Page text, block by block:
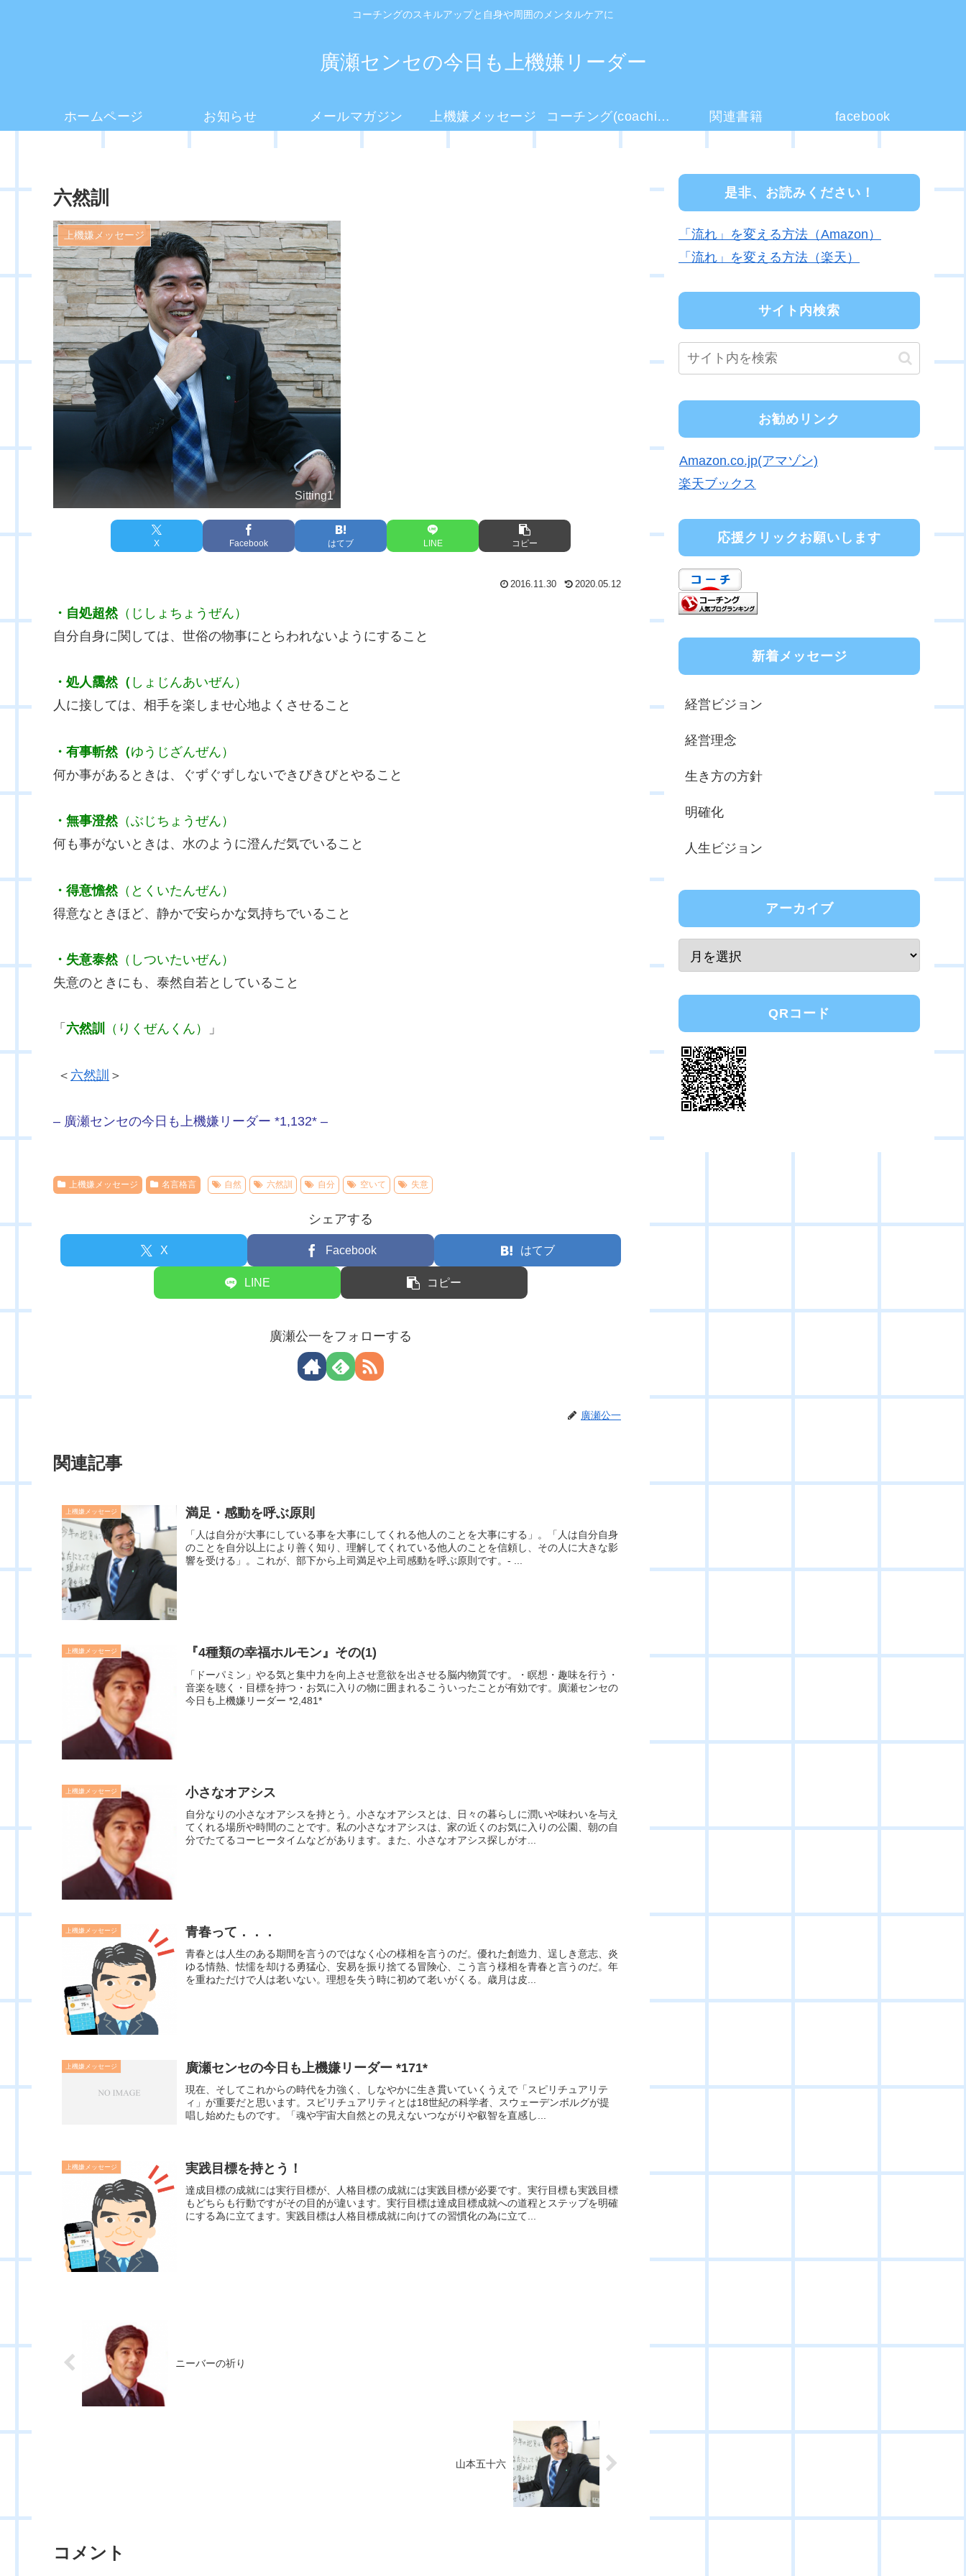
コーチングのスキルアップと自身や周囲のメンタルケアに
廣瀬センセの今日も上機嫌リーダー
ホームページ お知らせ メールマガジン 上機嫌メッセージ コーチング(coaching)とは？ 関連書籍 facebook
六然訓
上機嫌メッセージ
Sitting1
X Facebook はてブ LINE コピー
2016.11.30 2020.05.12
・自処超然（じしょちょうぜん）
自分自身に関しては、世俗の物事にとらわれないようにすること
・処人靄然（ しょじんあいぜん）
人に接しては、相手を楽しませ心地よくさせること
・有事斬然（ゆうじざんぜん）
何か事があるときは、ぐずぐずしないできびきびとやること
・無事澄然（ぶじちょうぜん）
何も事がないときは、水のように澄んだ気でいること
・得意憺然（とくいたんぜん）
得意なときほど、静かで安らかな気持ちでいること
・失意泰然（しついたいぜん）
失意のときにも、泰然自若としていること
「 六然訓 （りくぜんくん） 」
＜ 六然訓 ＞
– 廣瀬センセの今日も上機嫌リーダー *1,132* –
上機嫌メッセージ 名言格言 自然 六然訓 自分 空いて 失意
シェアする
X Facebook はてブ
LINE コピー
廣瀬公一をフォローする
廣瀬公一
関連記事
上機嫌メッセージ 満足・感動を呼ぶ原則
「人は自分が大事にしている事を大事にしてくれる他人のことを大事にする」。「人は自分自身
のことを自分以上により善く知り、理解してくれている他人のことを信頼し、その人に大きな影
響を受ける」。これが、部下から上司満足や上司感動を呼ぶ原則です。- ...
上機嫌メッセージ 『4種類の幸福ホルモン』その(1)
「ドーパミン」やる気と集中力を向上させ意欲を出させる脳内物質です。・瞑想・趣味を行う・
音楽を聴く・目標を持つ・お気に入りの物に囲まれるこういったことが有効です。廣瀬センセの
今日も上機嫌リーダー *2,481*
上機嫌メッセージ 小さなオアシス
自分なりの小さなオアシスを持とう。小さなオアシスとは、日々の暮らしに潤いや味わいを与え
てくれる場所や時間のことです。私の小さなオアシスは、家の近くのお気に入りの公園、朝の自
分でたてるコーヒータイムなどがあります。また、小さなオアシス探しがオ...
上機嫌メッセージ 青春って．．．
青春とは人生のある期間を言うのではなく心の様相を言うのだ。優れた創造力、逞しき意志、炎
ゆる情熱、怯懦を却ける勇猛心、安易を振り捨てる冒険心、こう言う様相を青春と言うのだ。年
を重ねただけで人は老いない。理想を失う時に初めて老いがくる。歳月は皮...
上機嫌メッセージ 廣瀬センセの今日も上機嫌リーダー *171*
現在、そしてこれからの時代を力強く、しなやかに生き貫いていくうえで「スピリチュアリテ
ィ」が重要だと思います。スピリチュアリティとは18世紀の科学者、スウェーデンボルグが提
唱し始めたものです。「魂や宇宙大自然との見えないつながりや叡智を直感し...
上機嫌メッセージ 実践目標を持とう！
達成目標の成就には実行目標が、人格目標の成就には実践目標が必要です。実行目標も実践目標
もどちらも行動ですがその目的が違います。実行目標は達成目標成就への道程とステップを明確
にする為に立てます。実践目標は人格目標成就に向けての習慣化の為に立て...
ニーバーの祈り
山本五十六
コメント
是非、お読みください！
「流れ」を変える方法（Amazon）
「流れ」を変える方法（楽天）
サイト内検索
お勧めリンク
Amazon.co.jp(アマゾン)
楽天ブックス
応援クリックお願いします
新着メッセージ
経営ビジョン
経営理念
生き方の方針
明確化
人生ビジョン
アーカイブ
QRコード